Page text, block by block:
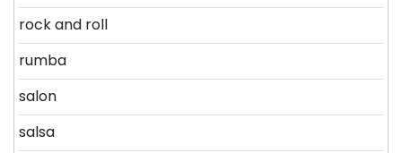
rock and roll
rumba
salon
salsa